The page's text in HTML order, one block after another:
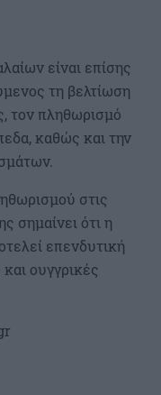
είναι επίσης
τη βελτίωση
τον πληθωρισμό
καθώς και την
στις
σημαίνει ότι η
επενδυτική
ουγγρικές